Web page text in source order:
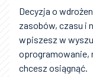
Decyzja o
zasobów, czasu i
wpiszesz w
oprogramowanie,
chcesz osiągnąć.